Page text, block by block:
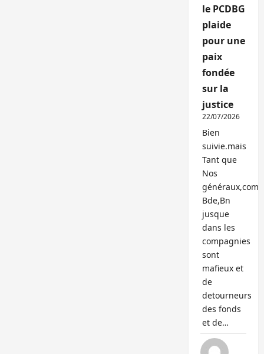
le PCDBG
plaide
pour une
paix
fondée
sur la
justice
22/07/2026
Bien
suivie.mais
Tant que
Nos
généraux,com
Bde,Bn
jusque
dans les
compagnies
sont
mafieux et
de
detourneurs
des fonds
et de…